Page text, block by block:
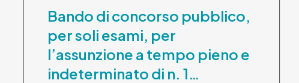
Bando di concorso pubblico,
per soli esami, per
l’assunzione a tempo pieno e
indeterminato di n. 1